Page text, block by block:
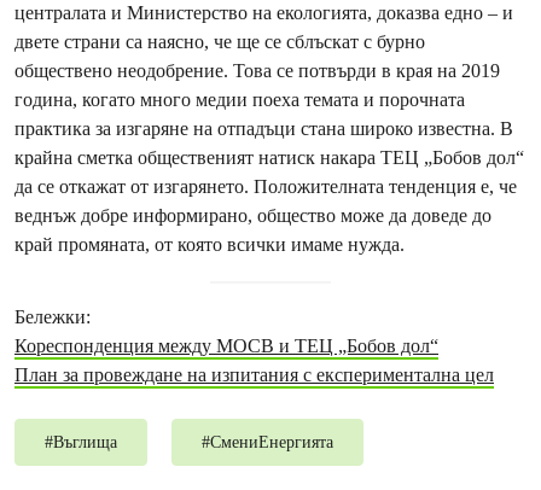
централата и Министерство на екологията, доказва едно – и
двете страни са наясно, че ще се сблъскат с бурно
обществено неодобрение. Това се потвърди в края на 2019
година, когато много медии поеха темата и порочната
практика за изгаряне на отпадъци стана широко известна. В
крайна сметка общественият натиск накара ТЕЦ „Бобов дол“
да се откажат от изгарянето. Положителната тенденция е, че
веднъж добре информирано, общество може да доведе до
край промяната, от която всички имаме нужда.
Бележки:
Кореспонденция между МОСВ и ТЕЦ „Бобов дол“
План за провеждане на изпитания с експериментална цел
#Въглища #СмениЕнергията